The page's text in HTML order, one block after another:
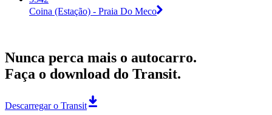
Coina (Estação) - Praia Do Meco
Nunca perca mais o autocarro.
Faça o download do Transit.
Descarregar o Transit